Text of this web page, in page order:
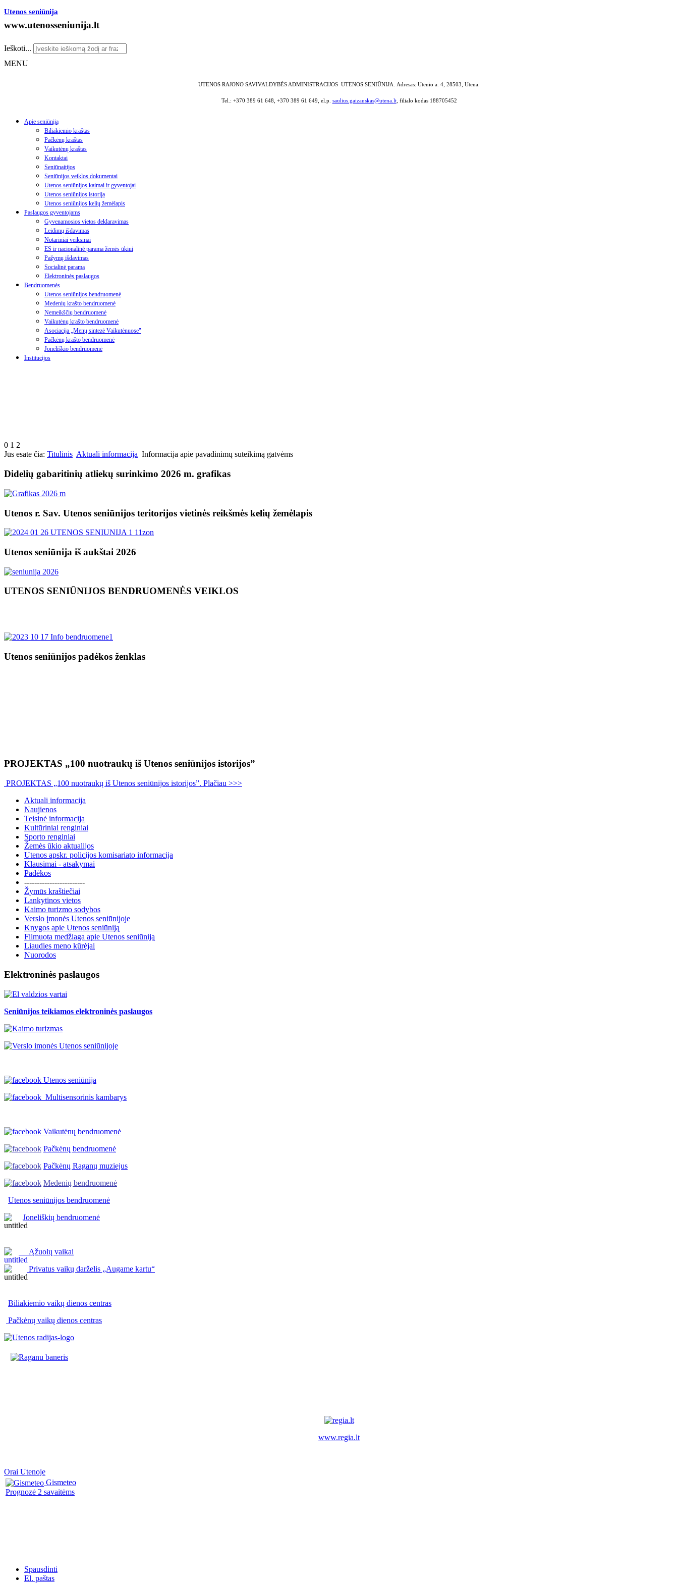
Utenos seniūnija
www.utenosseniunija.lt
Ieškoti...
MENU
UTENOS RAJONO SAVIVALDYBĖS ADMINISTRACIJOS UTENOS SENIŪNIJA. Adresas: Utenio a. 4, 28503, Utena.
Tel.: +370 389 61 648, +370 389 61 649, el.p. saulius.gaizauskas@utena.lt, filialo kodas 188705452
Apie seniūniją
Biliakiemio kraštas
Pačkėnų kraštas
Vaikutėnų kraštas
Kontaktai
Seniūnaitijos
Seniūnijos veiklos dokumentai
Utenos seniūnijos kaimai ir gyventojai
Utenos seniūnijos istorija
Utenos seniūnijos kelių žemėlapis
Paslaugos gyventojams
Gyvenamosios vietos deklaravimas
Leidimų išdavimas
Notariniai veiksmai
ES ir nacionalinė parama žemės ūkiui
Pažymų išdavimas
Socialinė parama
Elektroninės paslaugos
Bendruomenės
Utenos seniūnijos bendruomenė
Medenių krašto bendruomenė
Nemeikščių bendruomenė
Vaikutėnų krašto bendruomenė
Asociacija „Menų sintezė Vaikutėnuose"
Pačkėnų krašto bendruomenė
Joneliškio bendruomenė
Institucijos
0 1 2
Jūs esate čia: Titulinis Aktuali informacija Informacija apie pavadinimų suteikimą gatvėms
Didelių gabaritinių atliekų surinkimo 2026 m. grafikas
Utenos r. Sav. Utenos seniūnijos teritorijos vietinės reikšmės kelių žemėlapis
Utenos seniūnija iš aukštai 2026
UTENOS SENIŪNIJOS BENDRUOMENĖS VEIKLOS
Utenos seniūnijos padėkos ženklas
PROJEKTAS „100 nuotraukų iš Utenos seniūnijos istorijos”
PROJEKTAS „100 nuotraukų iš Utenos seniūnijos istorijos”. Plačiau >>>
Aktuali informacija
Naujienos
Teisinė informacija
Kultūriniai renginiai
Sporto renginiai
Žemės ūkio aktualijos
Utenos apskr. policijos komisariato informacija
Klausimai - atsakymai
Padėkos
------------------------
Žymūs kraštiečiai
Lankytinos vietos
Kaimo turizmo sodybos
Verslo įmonės Utenos seniūnijoje
Knygos apie Utenos seniūniją
Filmuota medžiaga apie Utenos seniūniją
Liaudies meno kūrėjai
Nuorodos
Elektroninės paslaugos
Seniūnijos teikiamos elektroninės paslaugos
Utenos seniūnija
Multisensorinis kambarys
Vaikutėnų bendruomenė
Pačkėnų bendruomenė
Pačkėnų Raganų muziejus
Medenių bendruomenė
Utenos seniūnijos bendruomenė
Joneliškių bendruomenė
Ąžuolų vaikai
Privatus vaikų darželis „Augame kartu“
Biliakiemio vaikų dienos centras
Pačkėnų vaikų dienos centras
www.regia.lt
Orai Utenoje
Gismeteo
Prognozė 2 savaitėms
Spausdinti
El. paštas